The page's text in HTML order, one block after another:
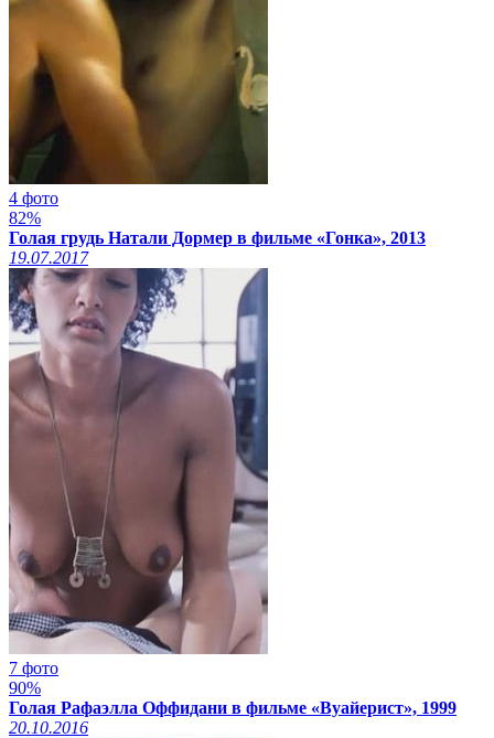
4 фото
82%
Голая грудь Натали Дормер в фильме «Гонка», 2013
19.07.2017
7 фото
90%
Голая Рафаэлла Оффидани в фильме «Вуайерист», 1999
20.10.2016